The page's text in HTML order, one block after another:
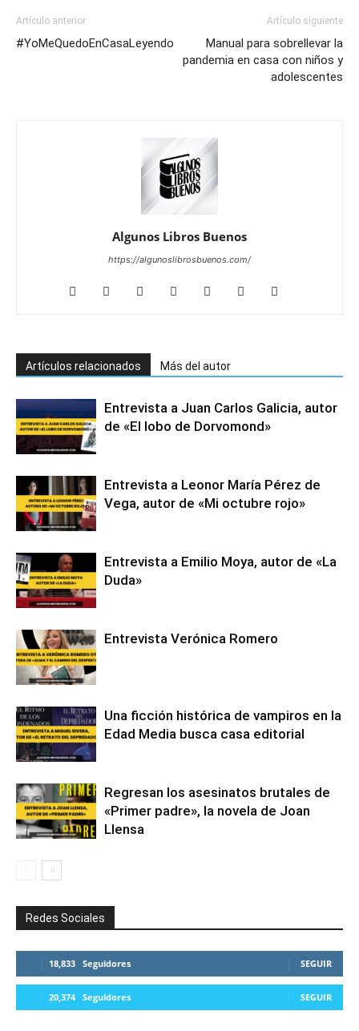
Artículo anterior
#YoMeQuedoEnCasaLeyendo
Artículo siguiente
Manual para sobrellevar la
pandemia en casa con niños y
adolescentes
Algunos Libros Buenos
https://algunoslibrosbuenos.com/
Artículos relacionados Más del autor
Entrevista a Juan Carlos Galicia, autor
de «El lobo de Dorvomond»
Entrevista a Leonor María Pérez de
Vega, autor de «Mi octubre rojo»
Entrevista a Emilio Moya, autor de «La
Duda»
Entrevista Verónica Romero
Una ficción histórica de vampiros en la
Edad Media busca casa editorial
Regresan los asesinatos brutales de
«Primer padre», la novela de Joan
Llensa
Redes Sociales
18,833 Seguidores SEGUIR
20,374 Seguidores SEGUIR